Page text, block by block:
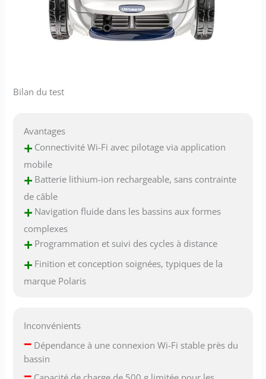
Bilan du test
Avantages
+ Connectivité Wi-Fi avec pilotage via application
mobile
+ Batterie lithium-ion rechargeable, sans contrainte
de câble
+ Navigation fluide dans les bassins aux formes
complexes
+ Programmation et suivi des cycles à distance
+ Finition et conception soignées, typiques de la
marque Polaris
Inconvénients
– Dépendance à une connexion Wi-Fi stable près du
bassin